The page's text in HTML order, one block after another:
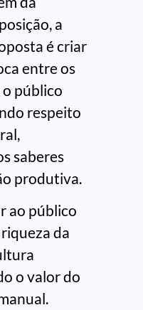
a
é criar
entre os
público
respeito
saberes
produtiva.
ao público
da
o valor do